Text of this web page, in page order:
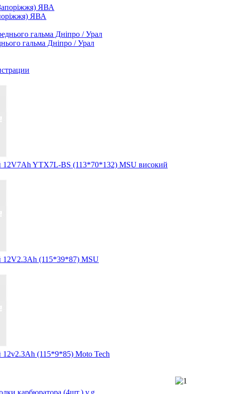
ЯВА
гальма Дніпро / Урал
12V7Ah YTX7L-BS (113*70*132) MSU високий
12V2.3Ah (115*39*87) MSU
12v2.3Ah (115*9*85) Moto Tech
карбюратора (4шт.) v.g.